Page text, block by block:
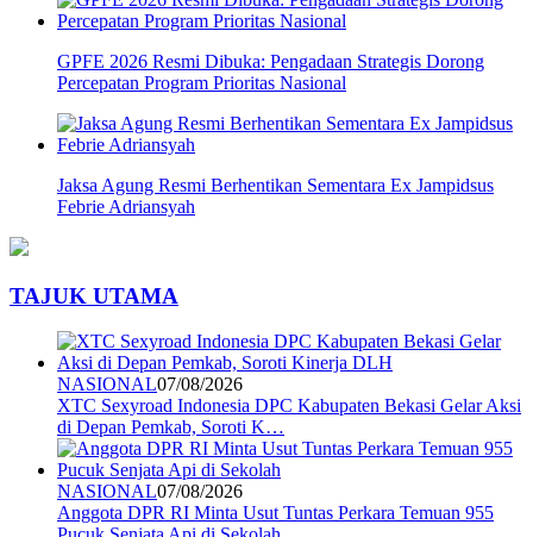
GPFE 2026 Resmi Dibuka: Pengadaan Strategis Dorong
Percepatan Program Prioritas Nasional
Jaksa Agung Resmi Berhentikan Sementara Ex Jampidsus
Febrie Adriansyah
TAJUK UTAMA
NASIONAL07/08/2026
XTC Sexyroad Indonesia DPC Kabupaten Bekasi Gelar Aksi
di Depan Pemkab, Soroti K…
NASIONAL07/08/2026
Anggota DPR RI Minta Usut Tuntas Perkara Temuan 955